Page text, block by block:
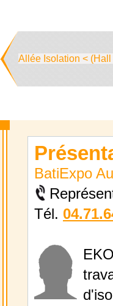
Allée Isolation < (Hall
BatiExpo
Tél.